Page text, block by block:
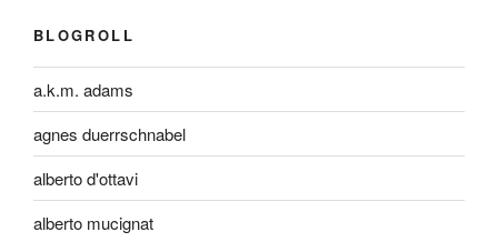
BLOGROLL
a.k.m. adams
agnes duerrschnabel
alberto d'ottavi
alberto mucignat